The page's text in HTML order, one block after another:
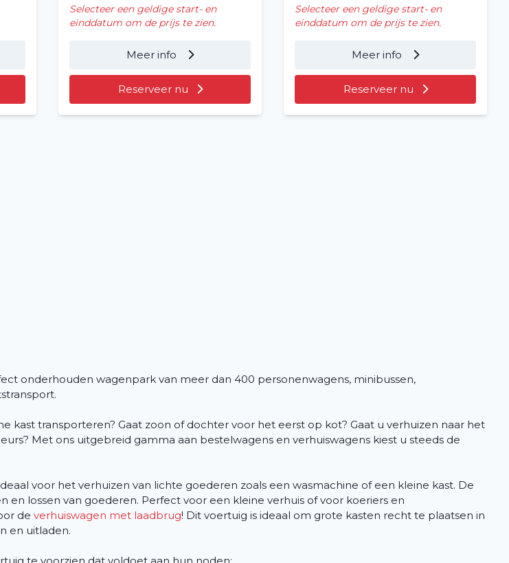
Selecteer een geldige start- en
einddatum om de prijs te zien.
Meer info
Reserveer nu
Selecteer een geldige start- en
einddatum om de prijs te zien.
Meer info
Reserveer nu
onderhouden wagenpark van meer dan 400 personenwagens, minibussen,
transporteren? Gaat zoon of dochter voor het eerst op kot? Gaat u verhuizen naar het
Met ons uitgebreid gamma aan bestelwagens en verhuiswagens kiest u steeds de
voor het verhuizen van lichte goederen zoals een wasmachine of een kleine kast. De
en lossen van goederen. Perfect voor een kleine verhuis of voor koeriers en
de verhuiswagen met laadbrug! Dit voertuig is ideaal om grote kasten recht te plaatsen in
en uitladen.